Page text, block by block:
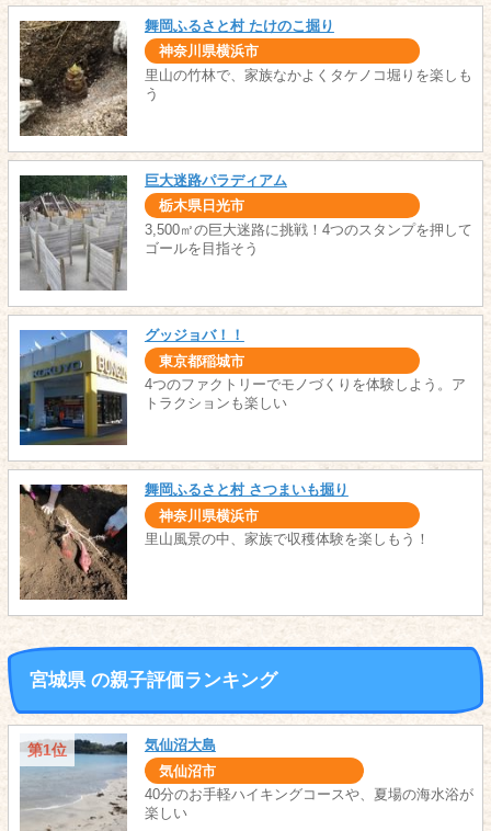
舞岡ふるさと村 たけのこ掘り
神奈川県横浜市
里山の竹林で、家族なかよくタケノコ堀りを楽しも
う
巨大迷路パラディアム
栃木県日光市
3,500㎡の巨大迷路に挑戦！4つのスタンプを押して
ゴールを目指そう
グッジョバ！！
東京都稲城市
4つのファクトリーでモノづくりを体験しよう。ア
トラクションも楽しい
舞岡ふるさと村 さつまいも掘り
神奈川県横浜市
里山風景の中、家族で収穫体験を楽しもう！
宮城県 の親子評価ランキング
第1位 気仙沼大島
気仙沼市
40分のお手軽ハイキングコースや、夏場の海水浴が
楽しい